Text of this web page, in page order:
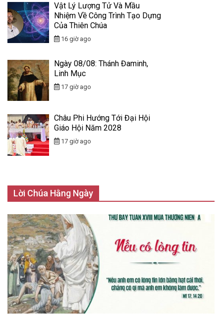
Vật Lý Lượng Tử Và Mầu
Nhiệm Về Công Trình Tạo Dựng
Của Thiên Chúa
16 giờ ago
Ngày 08/08: Thánh Đaminh,
Linh Mục
17 giờ ago
Châu Phi Hướng Tới Đại Hội
Giáo Hội Năm 2028
17 giờ ago
Lời Chúa Hằng Ngày